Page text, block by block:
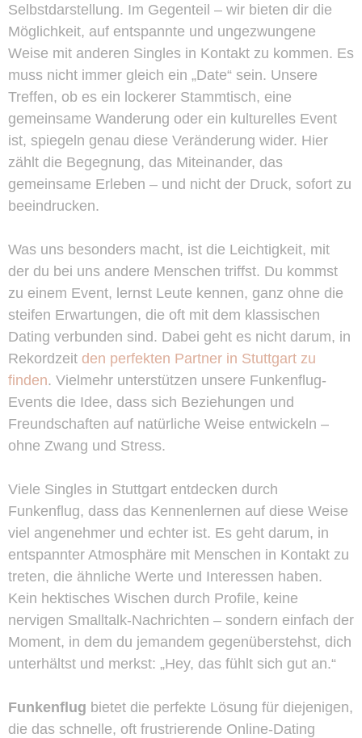
Selbstdarstellung. Im Gegenteil – wir bieten dir die
Möglichkeit, auf entspannte und ungezwungene
Weise mit anderen Singles in Kontakt zu kommen. Es
muss nicht immer gleich ein „Date“ sein. Unsere
Treffen, ob es ein lockerer Stammtisch, eine
gemeinsame Wanderung oder ein kulturelles Event
ist, spiegeln genau diese Veränderung wider. Hier
zählt die Begegnung, das Miteinander, das
gemeinsame Erleben – und nicht der Druck, sofort zu
beeindrucken.
Was uns besonders macht, ist die Leichtigkeit, mit
der du bei uns andere Menschen triffst. Du kommst
zu einem Event, lernst Leute kennen, ganz ohne die
steifen Erwartungen, die oft mit dem klassischen
Dating verbunden sind. Dabei geht es nicht darum, in
Rekordzeit den perfekten Partner in Stuttgart zu
finden. Vielmehr unterstützen unsere Funkenflug-
Events die Idee, dass sich Beziehungen und
Freundschaften auf natürliche Weise entwickeln –
ohne Zwang und Stress.
Viele Singles in Stuttgart entdecken durch
Funkenflug, dass das Kennenlernen auf diese Weise
viel angenehmer und echter ist. Es geht darum, in
entspannter Atmosphäre mit Menschen in Kontakt zu
treten, die ähnliche Werte und Interessen haben.
Kein hektisches Wischen durch Profile, keine
nervigen Smalltalk-Nachrichten – sondern einfach der
Moment, in dem du jemandem gegenüberstehst, dich
unterhältst und merkst: „Hey, das fühlt sich gut an.“
Funkenflug bietet die perfekte Lösung für diejenigen,
die das schnelle, oft frustrierende Online-Dating